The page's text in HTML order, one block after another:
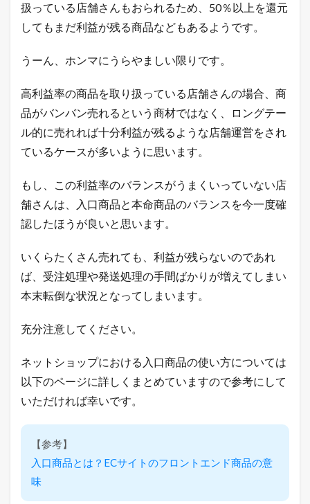
ヒ
ン
毎
届
く
！
1.2
売
れ
ッ
ト
ッ
プ
の
教
書
が
こ
は
書
け
「
裏
ワ
扱っている店舗さんもおられるため、50％以上を還元
してもまだ利益が残る商品などもあるようです。
うーん、ホンマにうらやましい限りです。
高利益率の商品を取り扱っている店舗さんの場合、商
品がバンバン売れるという商材ではなく、ロングテー
ル的に売れれば十分利益が残るような店舗運営をされ
ているケースが多いように思います。
もし、この利益率のバランスがうまくいっていない店
舗さんは、入口商品と本命商品のバランスを今一度確
認したほうが良いと思います。
いくらたくさん売れても、利益が残らないのであれ
ば、受注処理や発送処理の手間ばかりが増えてしまい
本末転倒な状況となってしまいます。
充分注意してください。
ネットショップにおける入口商品の使い方については
以下のページに詳しくまとめていますので参考にして
いただければ幸いです。
【参考】
入口商品とは？ECサイトのフロントエンド商品の意
味